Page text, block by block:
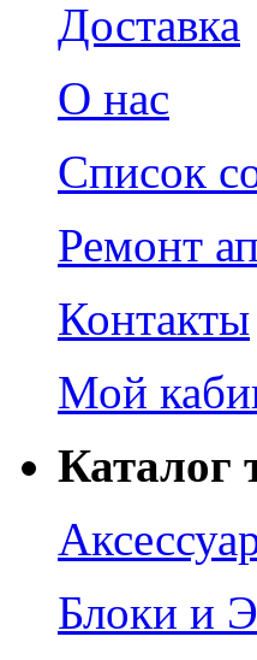
Доставка
О нас
Список
Ремонт
Контакты
Мой
Каталог
Блоки и